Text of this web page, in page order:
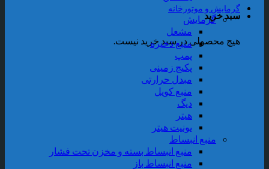
خرید
محصولی در سبد خرید نیست.
و موتورخانه
گرمایش
مشعل
منبع ذخیره
پکیج زمینی
مبدل حرارتی
منبع کویل
یونیت هیتر
منبع انبساط
منبع انبساط بسته و مخزن تحت فشار
منبع انبساط باز